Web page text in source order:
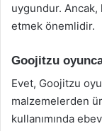
uygundur.
etmek önemlidir.
Goojitzu
Evet, Goojitzu
malzemelerden
kullanımında